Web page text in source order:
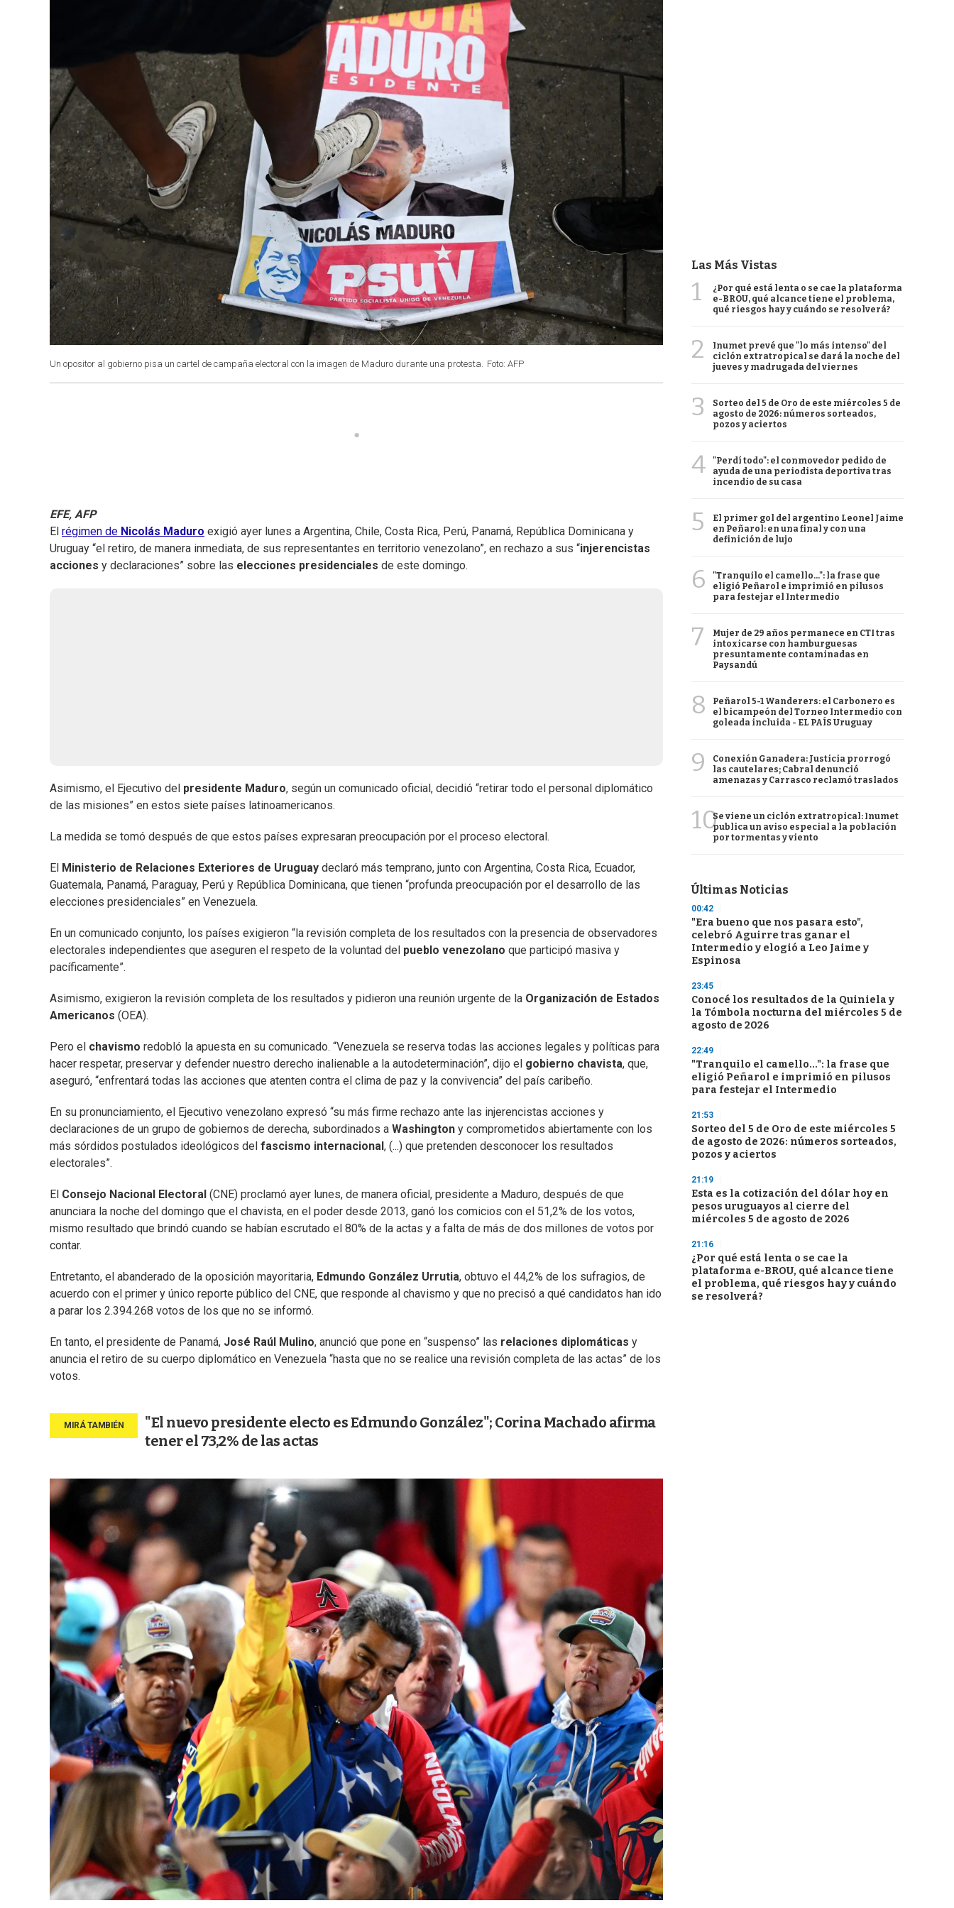
Un opositor al gobierno pisa un cartel de campaña electoral con la imagen de Maduro durante una protesta. Foto: AFP
EFE, AFP
El régimen de Nicolás Maduro exigió ayer lunes a Argentina, Chile, Costa Rica, Perú, Panamá, República Dominicana y
Uruguay “el retiro, de manera inmediata, de sus representantes en territorio venezolano”, en rechazo a sus “injerencistas
acciones y declaraciones” sobre las elecciones presidenciales de este domingo.
Asimismo, el Ejecutivo del presidente Maduro, según un comunicado oficial, decidió “retirar todo el personal diplomático
de las misiones” en estos siete países latinoamericanos.
La medida se tomó después de que estos países expresaran preocupación por el proceso electoral.
El Ministerio de Relaciones Exteriores de Uruguay declaró más temprano, junto con Argentina, Costa Rica, Ecuador,
Guatemala, Panamá, Paraguay, Perú y República Dominicana, que tienen “profunda preocupación por el desarrollo de las
elecciones presidenciales” en Venezuela.
En un comunicado conjunto, los países exigieron “la revisión completa de los resultados con la presencia de observadores
electorales independientes que aseguren el respeto de la voluntad del pueblo venezolano que participó masiva y
pacíficamente”.
Asimismo, exigieron la revisión completa de los resultados y pidieron una reunión urgente de la Organización de Estados
Americanos (OEA).
Pero el chavismo redobló la apuesta en su comunicado. “Venezuela se reserva todas las acciones legales y políticas para
hacer respetar, preservar y defender nuestro derecho inalienable a la autodeterminación”, dijo el gobierno chavista, que,
aseguró, “enfrentará todas las acciones que atenten contra el clima de paz y la convivencia” del país caribeño.
En su pronunciamiento, el Ejecutivo venezolano expresó “su más firme rechazo ante las injerencistas acciones y
declaraciones de un grupo de gobiernos de derecha, subordinados a Washington y comprometidos abiertamente con los
más sórdidos postulados ideológicos del fascismo internacional , (...) que pretenden desconocer los resultados
electorales”.
El Consejo Nacional Electoral (CNE) proclamó ayer lunes, de manera oficial, presidente a Maduro, después de que
anunciara la noche del domingo que el chavista, en el poder desde 2013, ganó los comicios con el 51,2% de los votos,
mismo resultado que brindó cuando se habían escrutado el 80% de la actas y a falta de más de dos millones de votos por
contar.
Entretanto, el abanderado de la oposición mayoritaria, Edmundo González Urrutia, obtuvo el 44,2% de los sufragios, de
acuerdo con el primer y único reporte público del CNE, que responde al chavismo y que no precisó a qué candidatos han ido
a parar los 2.394.268 votos de los que no se informó.
En tanto, el presidente de Panamá, José Raúl Mulino, anunció que pone en “suspenso” las relaciones diplomáticas y
anuncia el retiro de su cuerpo diplomático en Venezuela “hasta que no se realice una revisión completa de las actas” de los
votos.
"El nuevo presidente electo es Edmundo González"; Corina Machado afirma
tener el 73,2% de las actas
Las Más Vistas
1
¿Por qué está lenta o se cae la plataforma
e-BROU, qué alcance tiene el problema,
qué riesgos hay y cuándo se resolverá?
2
Inumet prevé que "lo más intenso" del
ciclón extratropical se dará la noche del
jueves y madrugada del viernes
3
Sorteo del 5 de Oro de este miércoles 5 de
agosto de 2026: números sorteados,
pozos y aciertos
4
"Perdí todo": el conmovedor pedido de
ayuda de una periodista deportiva tras
incendio de su casa
5
El primer gol del argentino Leonel Jaime
en Peñarol: en una final y con una
definición de lujo
6
"Tranquilo el camello...": la frase que
eligió Peñarol e imprimió en pilusos
para festejar el Intermedio
7
Mujer de 29 años permanece en CTI tras
intoxicarse con hamburguesas
presuntamente contaminadas en
Paysandú
8
Peñarol 5-1 Wanderers: el Carbonero es
el bicampeón del Torneo Intermedio con
goleada incluida - EL PAÍS Uruguay
9
Conexión Ganadera: Justicia prorrogó
las cautelares; Cabral denunció
amenazas y Carrasco reclamó traslados
10Se viene un ciclón extratropical: Inumet
publica un aviso especial a la población
por tormentas y viento
Últimas Noticias
00:42
"Era bueno que nos pasara esto",
celebró Aguirre tras ganar el
Intermedio y elogió a Leo Jaime y
Espinosa
23:45
Conocé los resultados de la Quiniela y
la Tómbola nocturna del miércoles 5 de
agosto de 2026
22:49
"Tranquilo el camello...": la frase que
eligió Peñarol e imprimió en pilusos
para festejar el Intermedio
21:53
Sorteo del 5 de Oro de este miércoles 5
de agosto de 2026: números sorteados,
pozos y aciertos
21:19
Esta es la cotización del dólar hoy en
pesos uruguayos al cierre del
miércoles 5 de agosto de 2026
21:16
¿Por qué está lenta o se cae la
plataforma e-BROU, qué alcance tiene
el problema, qué riesgos hay y cuándo
se resolverá?